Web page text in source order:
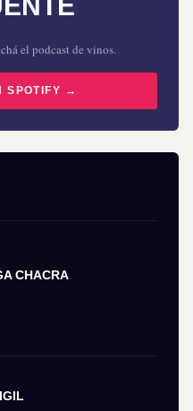
el podcast de vinos.
SPOTIFY →
CHACRA